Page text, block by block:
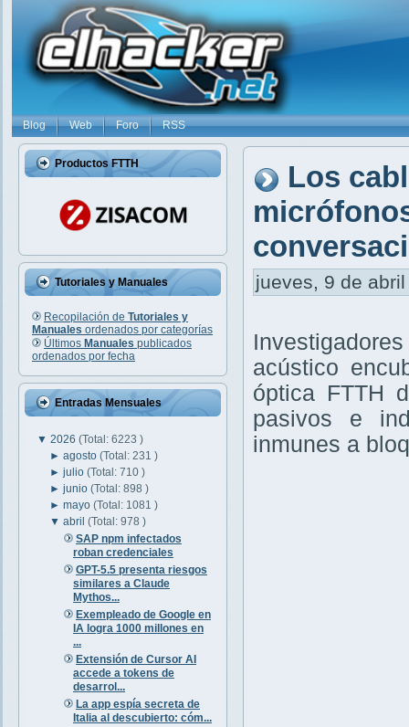
Blog Web Foro RSS
Productos FTTH
Tutoriales y Manuales
Recopilación de Tutoriales y
Manuales ordenados por categorías
Últimos Manuales publicados
ordenados por fecha
Entradas Mensuales
▼ 2026 (Total: 6223 )
►agosto(Total: 231 )
►julio(Total: 710 )
►junio(Total: 898 )
►mayo(Total: 1081 )
▼abril(Total: 978 )
SAP npm infectados
roban credenciales
GPT-5.5 presenta riesgos
similares a Claude
Mythos...
Exempleado de Google en
IA logra 1000 millones en
...
Extensión de Cursor AI
accede a tokens de
desarrol...
La app espía secreta de
Italia al descubierto: cóm...
Los
jueves, 9 de
acústico
óptica FTTH
pasivos e
inmunes a